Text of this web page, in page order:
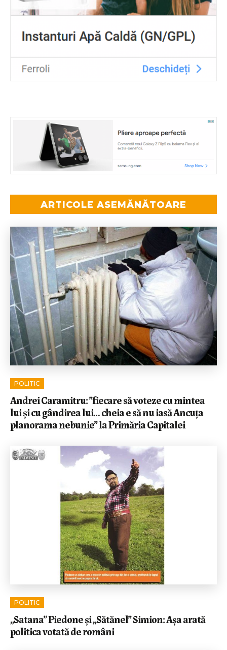
ARTICOLE ASEMĂNĂTOARE
POLITIC
Andrei Caramitru: ”fiecare să voteze cu mintea
lui și cu gândirea lui… cheia e să nu iasă Ancuța
planorama nebunie” la Primăria Capitalei
POLITIC
„Satana” Piedone și „Sătănel” Simion: Așa arată
politica votată de români